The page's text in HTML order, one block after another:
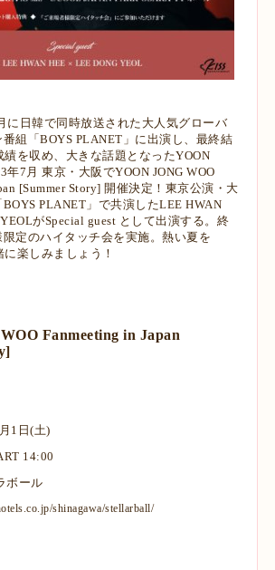
に日韓で同時放送された大人気グローバ
組「BOYS PLANET」に出演し、最終結
績を収め、大きな話題となったYOON
年7月 東京・大阪でYOON JONG WOO
[Summer Story] 開催決定！ 東京公演・大
PLANET」で共演したLEE HWAN
がSpecial guest として出演する。 終
定のハイタッチ会を実施。熱い夏を
に楽しみましょう！
Fanmeeting in Japan
1日(土)
14:00
ボール
shinagawa/stellarball/